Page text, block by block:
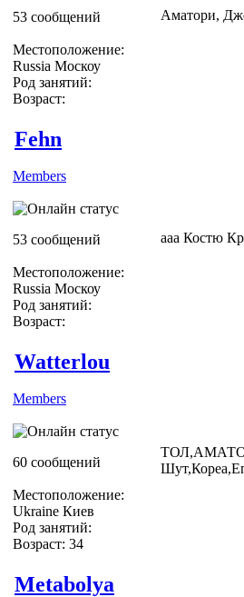
53 сообщений
Местоположение:
Russia Москоу
Род занятий:
Возраст:
Аматори,
Fehn
Members
53 сообщений
Местоположение:
Russia Москоу
Род занятий:
Возраст:
ааа Костю
Watterlou
Members
60 сообщений
Местоположение:
Ukraine Киев
Род занятий:
Возраст: 34
Metabolya